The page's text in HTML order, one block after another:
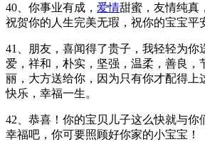
40、你事业有成， 爱情甜蜜，友情纯真
祝贺你的人生完美无瑕，祝你的宝宝平
41、朋友，喜闻得了贵子，我轻轻为你
爱，祥和，朴实，坚强，温柔，善良，
丽，大方送给你，因为只有你才配得上
快乐，幸福一生。
42、恭喜！你的宝贝儿子这么快就与你
幸福吧，你可要照顾好你家的小宝宝！